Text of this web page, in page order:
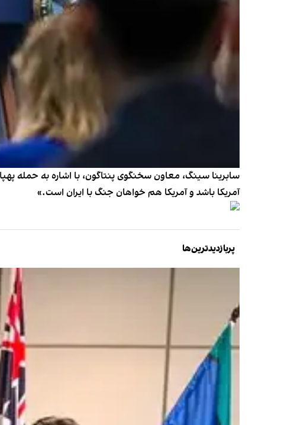
سابرینا سینگ، معاون سخنگوی پنتاگون، با اشاره به حمله
آمریکا باشد و آمریکا هم خواهان جنگ با ایران است.»
پربازدیدترین‌ها